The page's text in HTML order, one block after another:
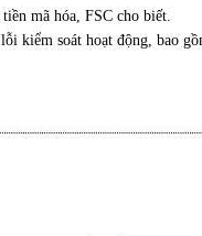
mã hóa, FSC cho biết.
kiểm soát hoạt động, bao